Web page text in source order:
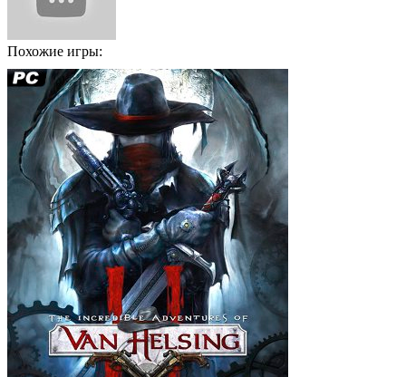
Похожие игры: